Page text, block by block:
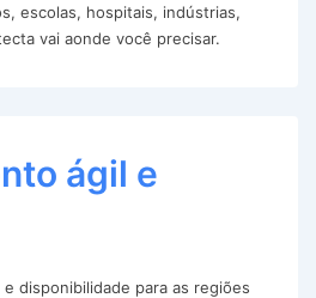
escolas, hospitais, indústrias,
vai aonde você precisar.
ágil e
disponibilidade para as regiões